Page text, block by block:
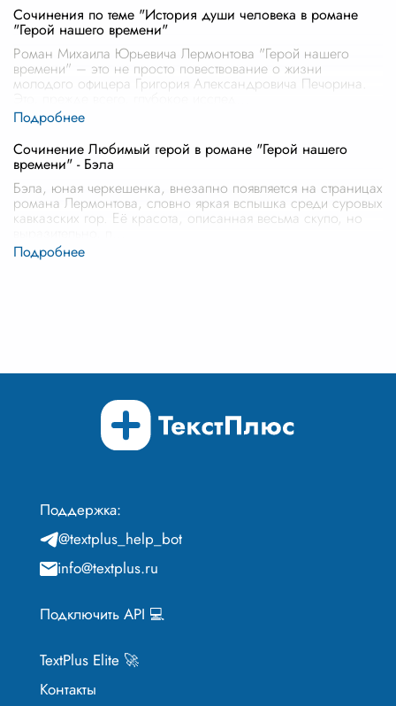
Сочинения по теме "История души человека в романе
"Герой нашего времени"
Роман Михаила Юрьевича Лермонтова "Герой нашего
времени" – это не просто повествование о жизни
молодого офицера Григория Александровича Печорина.
Сочинение Любимый герой в романе "Герой нашего
времени" - Бэла
Бэла, юная черкешенка, внезапно появляется на страницах
романа Лермонтова, словно яркая вспышка среди суровых
кавказских гор. Её красота, описанная весьма скупо, но
Поддержка:
@textplus_help_bot
info@textplus.ru
Подключить API 💻
TextPlus Elite 🚀
Контакты